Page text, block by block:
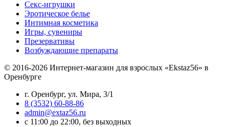
Секс-игрушки
Эротическое белье
Интимная косметика
Игры, сувениры
Презервативы
Возбуждающие препараты
© 2016-2026 Интернет-магазин для взрослых «Ekstaz56» в
Оренбурге
г. Оренбург, ул. Мира, 3/1
8 (3532) 60-88-86
admin@extaz56.ru
c 11:00 до 22:00, без выходных